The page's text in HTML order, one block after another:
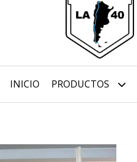
INICIO PRODUCTOS